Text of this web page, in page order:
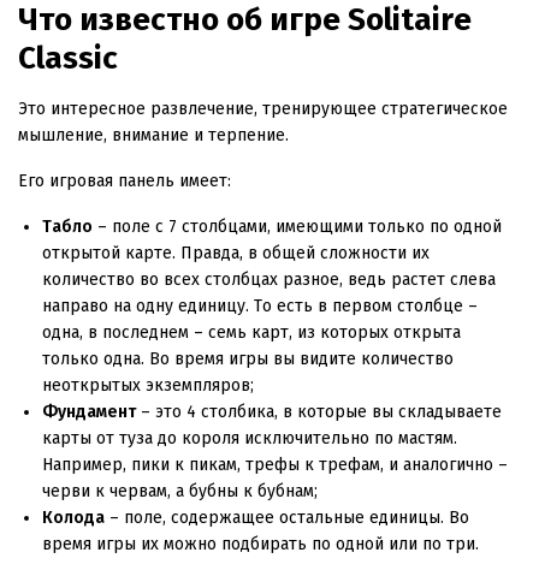
Что известно об игре Solitaire
Classic
Это интересное развлечение, тренирующее стратегическое
мышление, внимание и терпение.
Его игровая панель имеет:
Табло – поле с 7 столбцами, имеющими только по одной
открытой карте. Правда, в общей сложности их
количество во всех столбцах разное, ведь растет слева
направо на одну единицу. То есть в первом столбце –
одна, в последнем – семь карт, из которых открыта
только одна. Во время игры вы видите количество
неоткрытых экземпляров;
Фундамент– это 4 столбика, в которые вы складываете
карты от туза до короля исключительно по мастям.
Например, пики к пикам, трефы к трефам, и аналогично –
черви к червам, а бубны к бубнам;
Колода – поле, содержащее остальные единицы. Во
время игры их можно подбирать по одной или по три.